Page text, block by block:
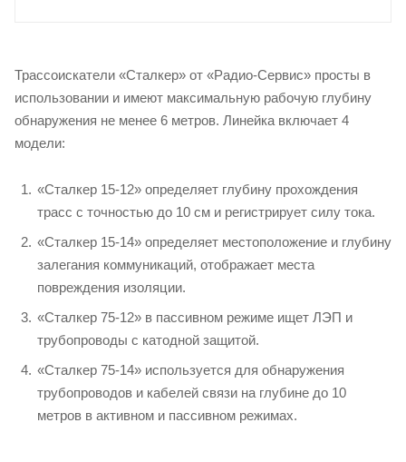
Трассоискатели «Сталкер» от «Радио-Сервис» просты в
использовании и имеют максимальную рабочую глубину
обнаружения не менее 6 метров. Линейка включает 4
модели:
«Сталкер 15-12» определяет глубину прохождения
трасс с точностью до 10 см и регистрирует силу тока.
«Сталкер 15-14» определяет местоположение и глубину
залегания коммуникаций, отображает места
повреждения изоляции.
«Сталкер 75-12» в пассивном режиме ищет ЛЭП и
трубопроводы с катодной защитой.
«Сталкер 75-14» используется для обнаружения
трубопроводов и кабелей связи на глубине до 10
метров в активном и пассивном режимах.